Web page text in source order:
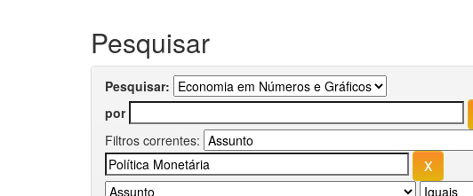
Pesquisar
Pesquisar:
por
Filtros correntes: